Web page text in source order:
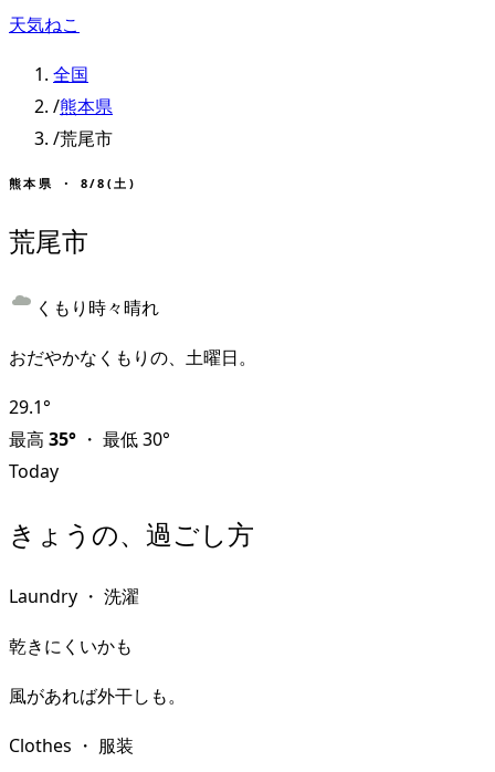
天気ねこ
全国
/熊本県
/荒尾市
熊本県 ・ 8/8(土)
荒尾市
くもり時々晴れ
おだやかなくもりの、土曜日。
29.1°
最高 35° ・ 最低30°
Today
きょうの、過ごし方
Laundry ・ 洗濯
乾きにくいかも
風があれば外干しも。
Clothes ・ 服装